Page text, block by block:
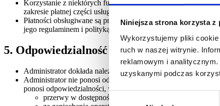
Niniejsza strona korzysta z
Wykorzystujemy pliki
ruch w naszej witrynie.
reklamowym i
uzyskanymi podczas
Wybór
Korzystanie z niektórych funkcji Aplikacji może wymagać
zakresie płatnej części usługi.
Płatności obsługiwane są przez dostawcę usług płatniczych
jego regulaminem i polityką prywatności.
5. Odpowiedzialność
Administrator dokłada należytej staranności w celu
Administrator nie ponosi odpowiedzialności za niewykonanie
ponosi odpowiedzialności, w szczególności:
przerwy w dostępności Aplikacji spowodowane